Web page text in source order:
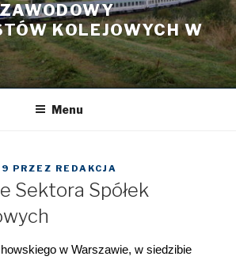
KOLEJOWYCH W
Menu
PRZEZ REDAKCJA
Sektora Spółek
w Warszawie, w siedzibie